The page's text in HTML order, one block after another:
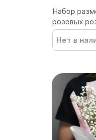
Набор
розовых
Нет в